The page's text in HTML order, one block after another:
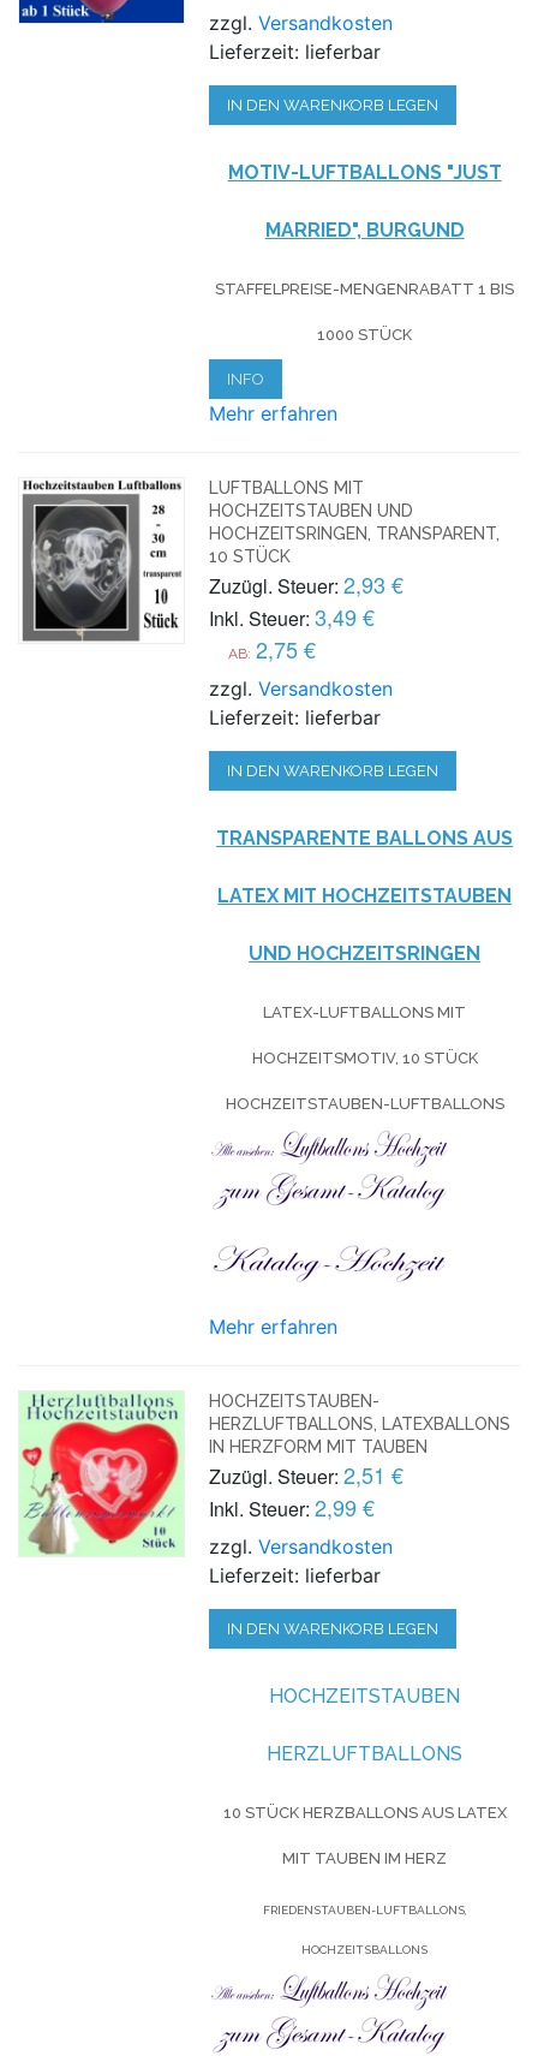
zzgl.Versandkosten
Lieferzeit: lieferbar
IN DEN WARENKORB LEGEN
MOTIV-LUFTBALLONS "JUST
MARRIED", BURGUND
STAFFELPREISE-MENGENRABATT 1 BIS
1000 STÜCK
INFO
Mehr erfahren
LUFTBALLONS MIT
HOCHZEITSTAUBEN UND
HOCHZEITSRINGEN, TRANSPARENT,
10 STÜCK
Zuzügl. Steuer: 2,93 €
Inkl. Steuer: 3,49 €
AB: 2,75 €
zzgl.Versandkosten
Lieferzeit: lieferbar
IN DEN WARENKORB LEGEN
TRANSPARENTE BALLONS AUS
LATEX MIT HOCHZEITSTAUBEN
UND HOCHZEITSRINGEN
LATEX-LUFTBALLONS MIT
HOCHZEITSMOTIV, 10 STÜCK
HOCHZEITSTAUBEN-LUFTBALLONS
Mehr erfahren
HOCHZEITSTAUBEN-
HERZLUFTBALLONS, LATEXBALLONS
IN HERZFORM MIT TAUBEN
Zuzügl. Steuer: 2,51 €
Inkl. Steuer: 2,99 €
zzgl.Versandkosten
Lieferzeit: lieferbar
IN DEN WARENKORB LEGEN
HOCHZEITSTAUBEN
HERZLUFTBALLONS
10 STÜCK HERZBALLONS AUS LATEX
MIT TAUBEN IM HERZ
FRIEDENSTAUBEN-LUFTBALLONS,
HOCHZEITSBALLONS